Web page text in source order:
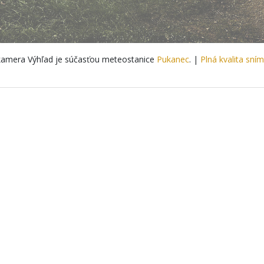
Výhľad je súčasťou meteostanice Pukanec. | Plná kvalita